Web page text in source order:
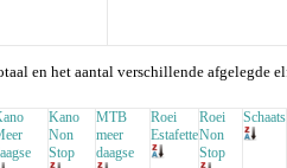
en het aantal verschillende afgelegde
Kano
Non
Stop
MTB
meer
daagse
Roei
Estafette
Roei
Non
Stop
Schaats